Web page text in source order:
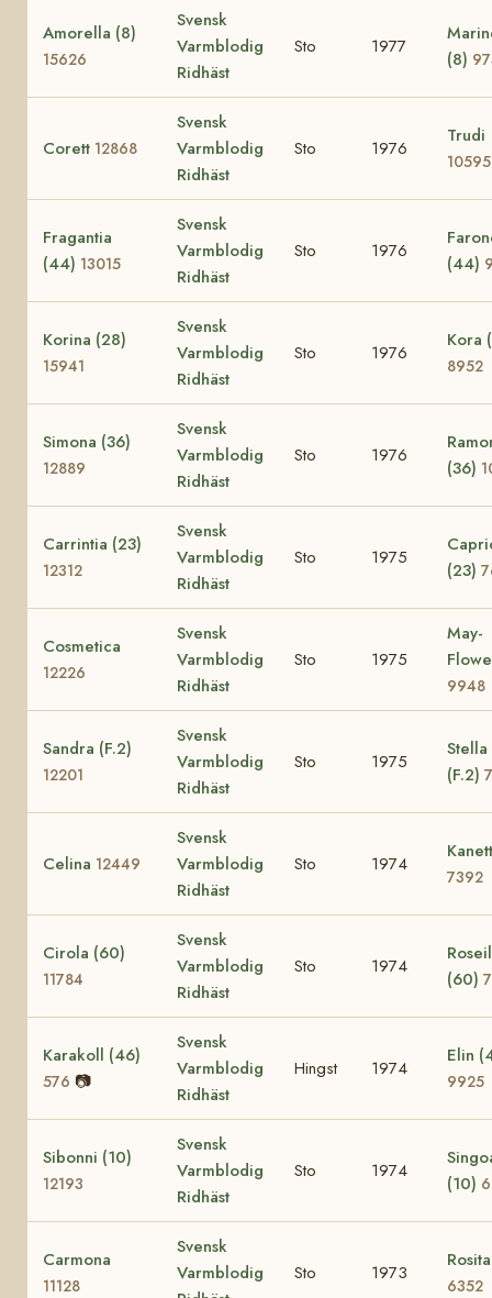
Amorella (8)
15626
Svensk
Varmblodig
Ridhäst
Sto 1977
(8)
Corett 12868
Svensk
Varmblodig
Ridhäst
Sto 1976
Trudi
10595
Fragantia
(44) 13015
Svensk
Varmblodig
Ridhäst
Sto 1976
(44)
Korina (28)
15941
Svensk
Varmblodig
Ridhäst
Sto 1976
Kora
8952
Simona (36)
12889
Svensk
Varmblodig
Ridhäst
Sto 1976
(36)
Carrintia (23)
12312
Svensk
Varmblodig
Ridhäst
Sto 1975
(23)
Cosmetica
12226
Svensk
Varmblodig
Ridhäst
Sto 1975
May-
9948
Sandra (F.2)
12201
Svensk
Varmblodig
Ridhäst
Sto 1975
Stella
(F.2)
Celina 12449
Svensk
Varmblodig
Ridhäst
Sto 1974
7392
Cirola (60)
11784
Svensk
Varmblodig
Ridhäst
Sto 1974
(60)
Karakoll (46)
576 📷
Svensk
Varmblodig
Ridhäst
Hingst 1974
Elin
9925
Sibonni (10)
12193
Svensk
Varmblodig
Ridhäst
Sto 1974
(10)
Carmona
11128
Svensk
Varmblodig
Sto 1973
Rosita
6352